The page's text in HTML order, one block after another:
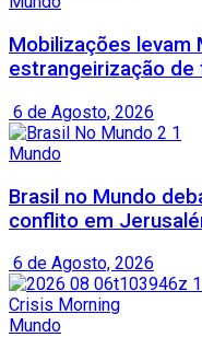
Mobilizações levam
estrangeirização de
6 de Agosto, 2026
Mundo
Brasil no Mundo
conflito em
6 de Agosto, 2026
Mundo